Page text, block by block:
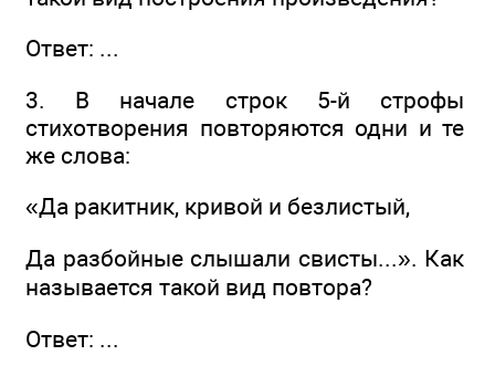
Ответ: ...
3. В начале строк 5-й строфы
стихотворения повторяются одни и те
же слова:
«Да ракитник, кривой и безлистый,
Да разбойные слышали свисты...». Как
называется такой вид повтора?
Ответ: ...